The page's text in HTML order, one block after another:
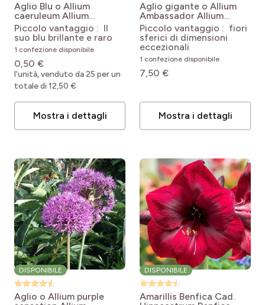
Aglio Blu o Allium
caeruleum Allium
caeruleum
Piccolo vantaggio : Il
suo blu brillante e raro
1 confezione disponibile
0,50 €
l'unità, venduto da 25 per un
totale di 12,50 €
Mostra i dettagli
Aglio gigante o Allium
Ambassador Allium
Ambassador
Piccolo vantaggio : fiori
sferici di dimensioni
eccezionali
1 confezione disponibile
7,50 €
Mostra i dettagli
DISPONIBILE
Aglio o Allium purple
DISPONIBILE
Amarillis Benfica Cad.